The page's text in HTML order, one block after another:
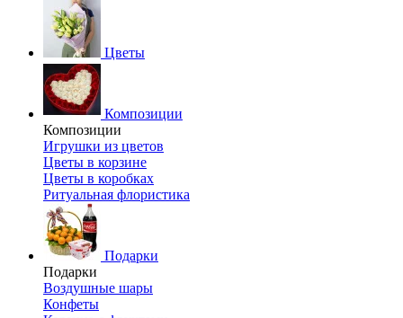
Цветы
Композиции
Композиции
Игрушки из цветов
Цветы в корзине
Цветы в коробках
Ритуальная флористика
Подарки
Подарки
Воздушные шары
Конфеты